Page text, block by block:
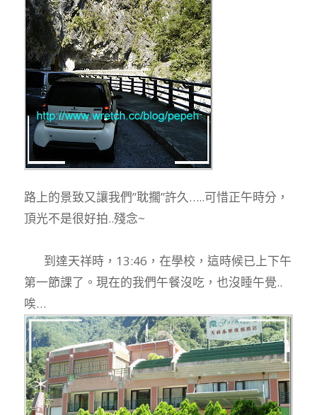
路上的景致又讓我們”耽擱”許久…..可惜正午時分，
頂光不是很好拍..殘念~
到達天祥時，13:46，在學校，這時候已上下午
第一節課了。現在的我們午餐沒吃，也沒睡午覺..
唉…